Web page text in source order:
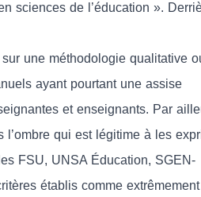
sciences de l’éducation ».
une méthodologie qualitative
ayant pourtant une assise
et enseignants. Par
qui est légitime à les
FSU, UNSA Éducation, SGEN-
établis comme extrêmement